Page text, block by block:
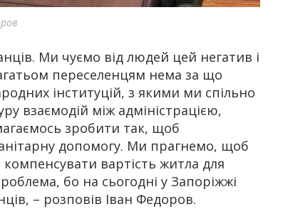
Ми чуємо від людей цей негатив і
переселенцям нема за що
інституцій, з якими ми спільно
взаємодій між адміністрацією,
зробити так, щоб
допомогу. Ми прагнемо, щоб
вартість житла для
бо на сьогодні у Запоріжжі
– розповів Іван Федоров.